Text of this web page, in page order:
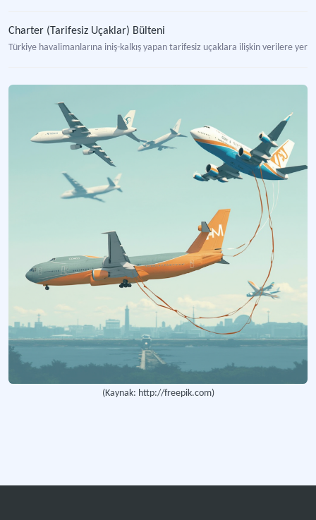
Charter (Tarifesiz Uçaklar) Bülteni
Türkiye havalimanlarına iniş-kalkış yapan tarifesiz uçaklara ilişkin verilere yer
Kısmi Charter
Tur operatörü tarafından charter uçağının tamamının değil belli kısmının
Özel Olay Charter Seferleri
Özel bir uçuş talebine istinaden gerçekleştirilen uçuşlar için kullanılan bir
The Air Charter Association / Uluslararası Hava Charter Birliği
Charter Havayolu
Genellikle turizm amaçlı ve dönemsel olarak faaliyet gösteren, tarifeli olmayan
Tailwind Airlines
Özellikle Avrupa Türkiye arası charter uçuşlarıyla faaliyet gösteren Türk özel
Corendon Airlines
Charter ve tarifeli uçuşlar gerçekleştiren uluslararası özel havayolu şirketi.
(Kaynak: http://freepik.com)